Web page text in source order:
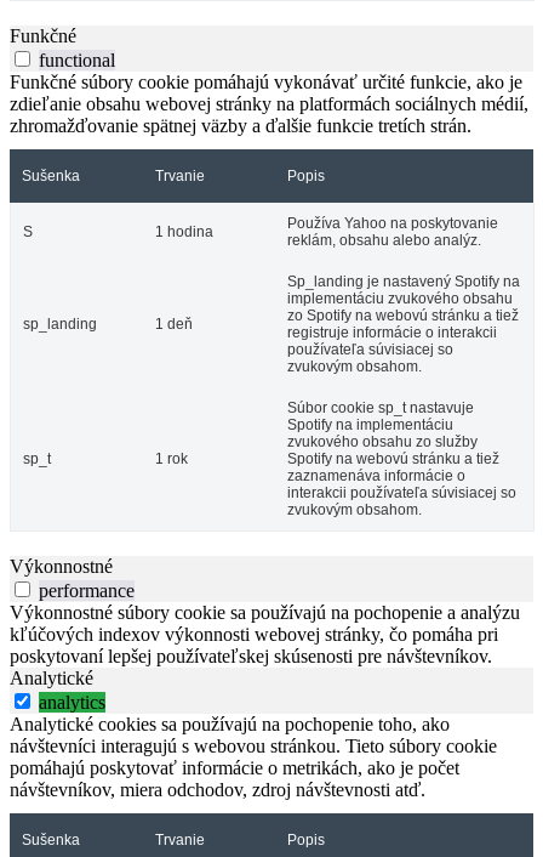
Funkčné
functional
Funkčné súbory cookie pomáhajú vykonávať určité funkcie, ako je
zdieľanie obsahu webovej stránky na platformách sociálnych médií,
zhromažďovanie spätnej väzby a ďalšie funkcie tretích strán.
Sušenka Trvanie Popis
S 1 hodina
Používa Yahoo na poskytovanie
reklám, obsahu alebo analýz.
sp_landing 1 deň
Sp_landing je nastavený Spotify na
implementáciu zvukového obsahu
zo Spotify na webovú stránku a tiež
registruje informácie o interakcii
používateľa súvisiacej so
zvukovým obsahom.
sp_t 1 rok
Súbor cookie sp_t nastavuje
Spotify na implementáciu
zvukového obsahu zo služby
Spotify na webovú stránku a tiež
zaznamenáva informácie o
interakcii používateľa súvisiacej so
zvukovým obsahom.
Výkonnostné
performance
Výkonnostné súbory cookie sa používajú na pochopenie a analýzu
kľúčových indexov výkonnosti webovej stránky, čo pomáha pri
poskytovaní lepšej používateľskej skúsenosti pre návštevníkov.
Analytické
analytics
Analytické cookies sa používajú na pochopenie toho, ako
návštevníci interagujú s webovou stránkou. Tieto súbory cookie
pomáhajú poskytovať informácie o metrikách, ako je počet
návštevníkov, miera odchodov, zdroj návštevnosti atď.
Sušenka Trvanie Popis